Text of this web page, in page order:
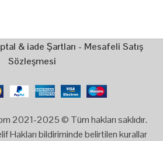
& iade Şartları - Mesafeli Satış
Sözleşmesi
2021-2025 © Tüm hakları saklıdır.
Hakları bildiriminde belirtilen kurallar